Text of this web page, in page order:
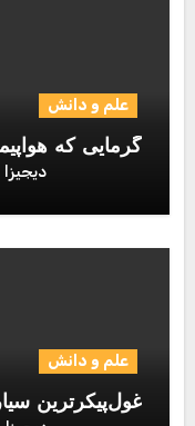
علم و دانش
گرمایی که
دیجیزا
علم و دانش
غول‌پیکرترین